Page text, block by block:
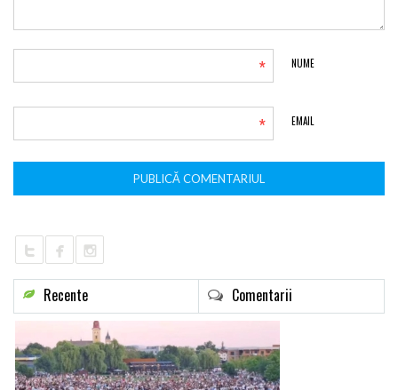
NUME
*
EMAIL
*
Recente Comentarii